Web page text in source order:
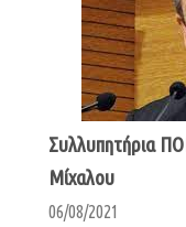
Συλλυπητήρια
Μίχαλου
06/08/2021